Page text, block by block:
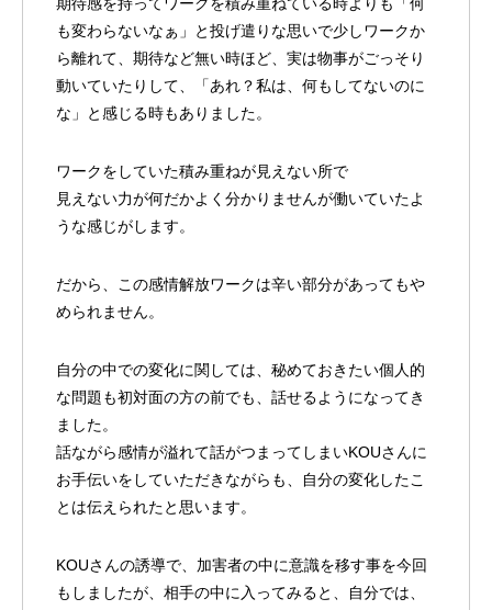
も変わらないなぁ」と投げ遣りな思いで少しワークか
ら離れて、期待など無い時ほど、実は物事がごっそり
動いていたりして、「あれ？私は、何もしてないのに
な」と感じる時もありました。
ワークをしていた積み重ねが見えない所で
見えない力が何だかよく分かりませんが働いていたよ
うな感じがします。
だから、この感情解放ワークは辛い部分があってもや
められません。
自分の中での変化に関しては、秘めておきたい個人的
な問題も初対面の方の前でも、話せるようになってき
ました。
話ながら感情が溢れて話がつまってしまいKOUさんに
お手伝いをしていただきながらも、自分の変化したこ
とは伝えられたと思います。
KOUさんの誘導で、加害者の中に意識を移す事を今回
もしましたが、相手の中に入ってみると、自分では、